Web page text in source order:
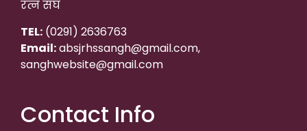
रत्न संघ
TEL: (0291) 2636763
Email:absjrhssangh@gmail.com,
sanghwebsite@gmail.com
Contact Info